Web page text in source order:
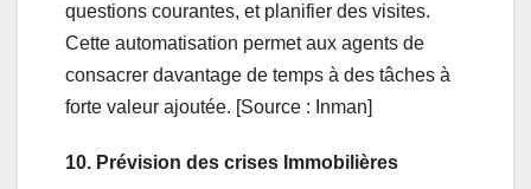
questions courantes, et planifier des visites.
Cette automatisation permet aux agents de
consacrer davantage de temps à des tâches à
forte valeur ajoutée. [Source : Inman]
10. Prévision des crises Immobilières